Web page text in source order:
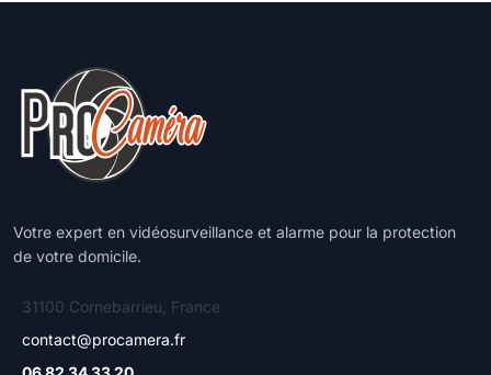
Votre expert en vidéosurveillance et alarme pour la protection
de votre domicile.
31100 Cornebarrieu, France
contact@procamera.fr